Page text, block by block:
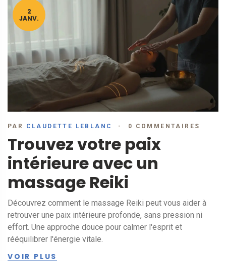
2
JANV.
PAR CLAUDETTE LEBLANC 0 COMMENTAIRES
Trouvez votre paix
intérieure avec un
massage Reiki
Découvrez comment le massage Reiki peut vous aider à
retrouver une paix intérieure profonde, sans pression ni
effort. Une approche douce pour calmer l'esprit et
rééquilibrer l'énergie vitale.
VOIR PLUS